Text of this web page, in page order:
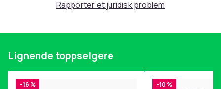
Rapporter et juridisk problem
Lignende toppselgere
-16 % -10 %